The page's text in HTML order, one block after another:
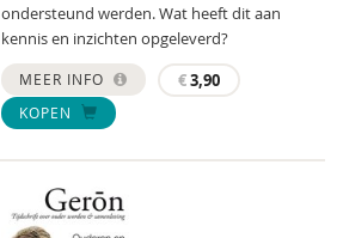
ondersteund werden. Wat heeft dit aan
kennis en inzichten opgeleverd?
MEER INFO €3,90
KOPEN